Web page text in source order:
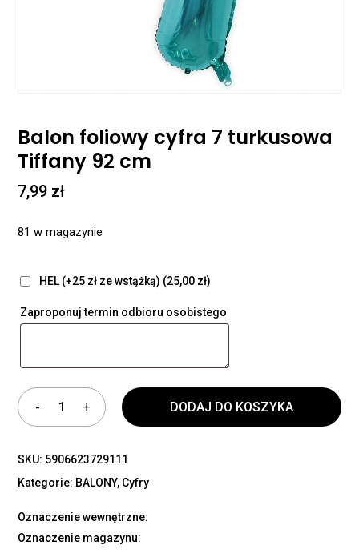
Balon foliowy cyfra 7 turkusowa
Tiffany 92 cm
7,99 zł
81 w magazynie
HEL (+25 zł ze wstążką) (25,00 zł)
Zaproponuj termin odbioru osobistego
DODAJ DO KOSZYKA
SKU: 5906623729111
Kategorie: BALONY, Cyfry
Oznaczenie wewnętrzne:
Oznaczenie magazynu: